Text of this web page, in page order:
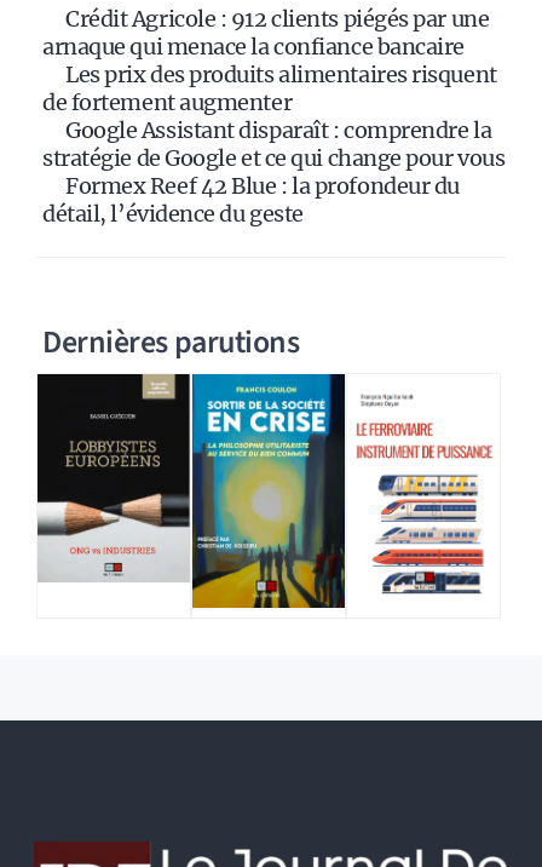
Crédit Agricole : 912 clients piégés par une
arnaque qui menace la confiance bancaire
Les prix des produits alimentaires risquent
de fortement augmenter
Google Assistant disparaît : comprendre la
stratégie de Google et ce qui change pour vous
Formex Reef 42 Blue : la profondeur du
détail, l’évidence du geste
Dernières parutions